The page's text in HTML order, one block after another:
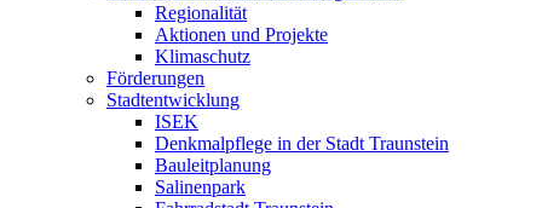
Regionalität
Aktionen und Projekte
Klimaschutz
Förderungen
Stadtentwicklung
ISEK
Denkmalpflege in der Stadt Traunstein
Bauleitplanung
Salinenpark